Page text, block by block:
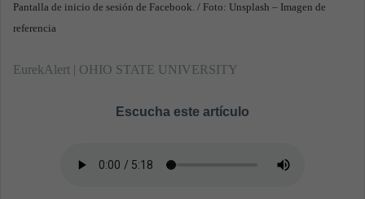
Pantalla de inicio de sesión de Facebook. / Foto: Unsplash – Imagen de
referencia
EurekAlert | OHIO STATE UNIVERSITY
Escucha este artículo